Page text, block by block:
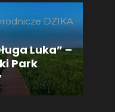
DZIKA
Luka” –
Park